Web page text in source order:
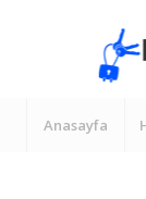
Anasayfa